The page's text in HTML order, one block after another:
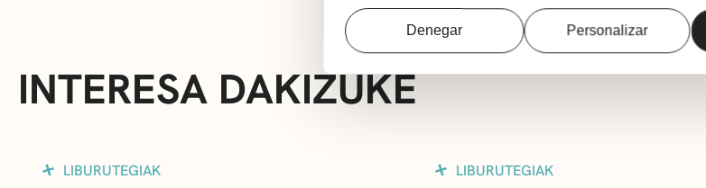
Denegar Personalizar
INTERESA DAKIZUKE
LIBURUTEGIAK LIBURUTEGIAK